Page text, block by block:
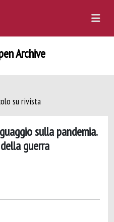
Archive
su rivista
sulla pandemia.
guerra